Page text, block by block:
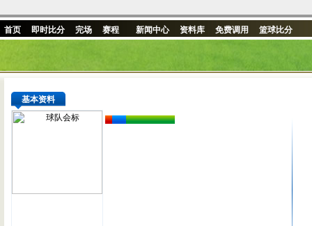
首页 即时比分 完场 赛程 新闻中心 资料库 免费调用 篮球比分
基本资料